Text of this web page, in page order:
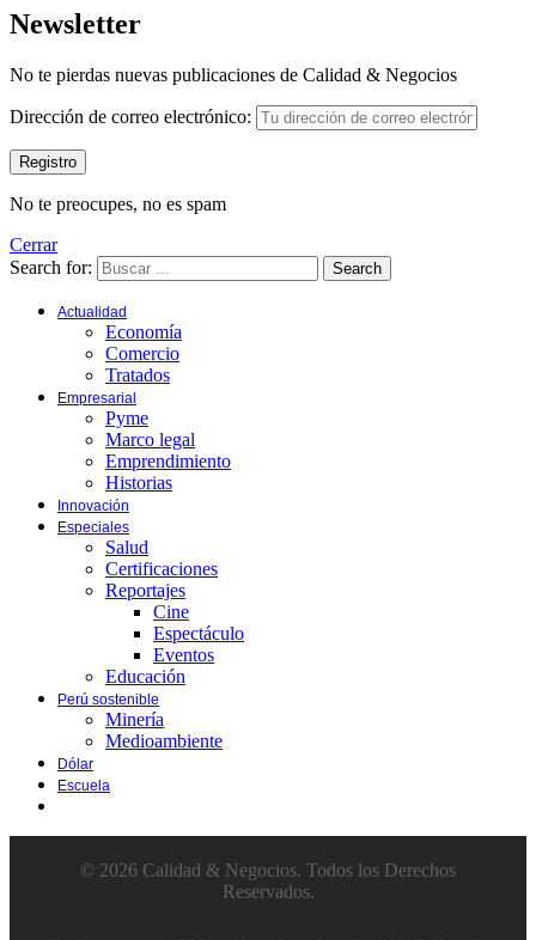
Newsletter
No te pierdas nuevas publicaciones de Calidad & Negocios
Dirección de correo electrónico:
No te preocupes, no es spam
Cerrar
Search for:
Search
Actualidad
Economía
Comercio
Tratados
Empresarial
Pyme
Marco legal
Emprendimiento
Historias
Innovación
Especiales
Salud
Certificaciones
Reportajes
Cine
Espectáculo
Eventos
Educación
Perú sostenible
Minería
Medioambiente
Dólar
Escuela
© 2026 Calidad & Negocios. Todos los Derechos
Reservados.